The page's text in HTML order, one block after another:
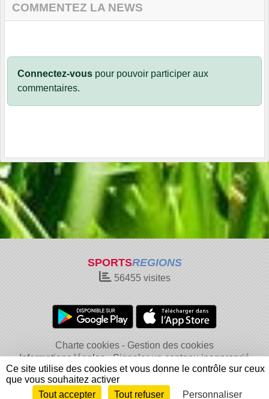
COMMENTEZ LA NEWS
Connectez-vous pour pouvoir participer aux
commentaires.
SPORTSREGIONS
56455visites
Charte cookies
Gestion des cookies
Informations légales
Signaler un contenu inapproprié
Envie de participer ? Connexion
Ce site utilise des cookies et vous donne le contrôle sur ceux
que vous souhaitez activer
Tout accepter
Tout refuser Personnaliser